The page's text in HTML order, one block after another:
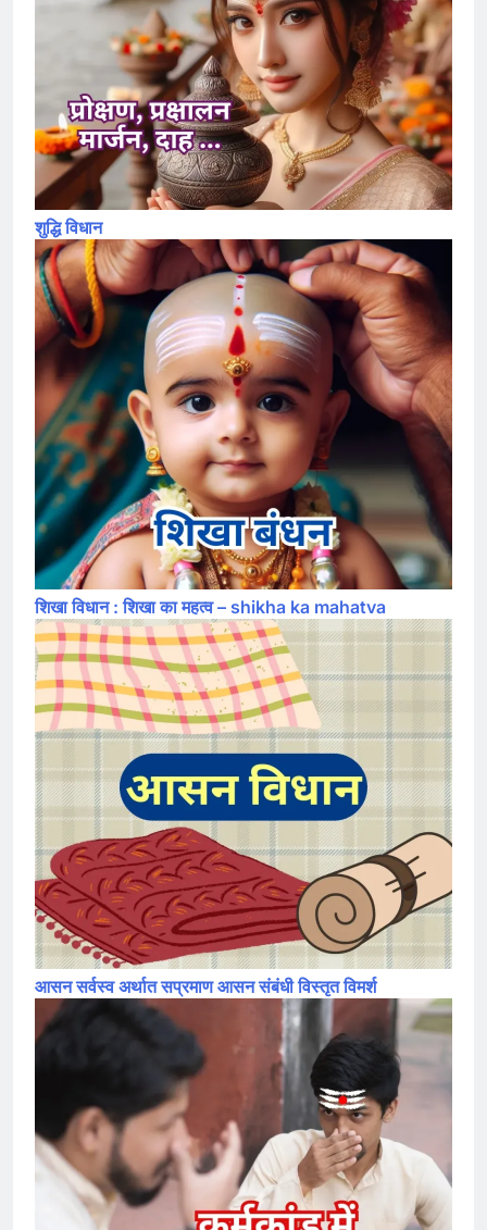
शुद्धि विधान
शिखा विधान : शिखा का महत्व – shikha ka mahatva
आसन सर्वस्व अर्थात सप्रमाण आसन संबंधी विस्तृत विमर्श